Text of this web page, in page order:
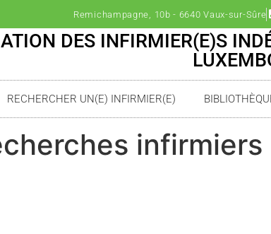
Remichampagne, 10b - 6640 Vaux-sur-Sûre
DES INFIRMIER(E)S
RECHERCHER UN(E) INFIRMIER(E)
infirmiers